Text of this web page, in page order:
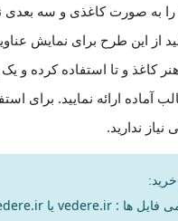
به صورت کاغذی و سه بعدی
از این طرح برای نمایش
کاغذ و تا استفاده کرده و
آماده ارائه نمایید. برای
نیاز ندارید.